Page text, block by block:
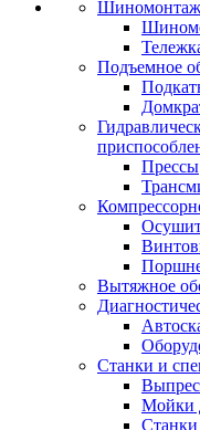
Подъемное
Прессы
Вытяжное
Станки и
Мойки
Станки